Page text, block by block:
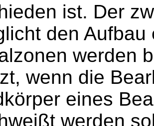
ist. Der
den
werden
wenn die
eines
werden